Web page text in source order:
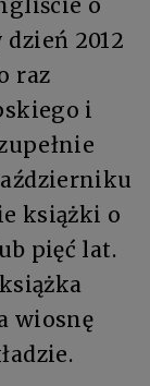
o
2012
raz
i
książki o
pięć lat.
wiosnę